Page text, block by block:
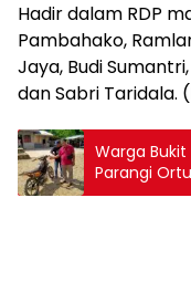
Hadir dalam RDP
Pambahako,
Jaya, Budi
dan Sabri Taridala.
Warga
Parangi
Putih Kolut